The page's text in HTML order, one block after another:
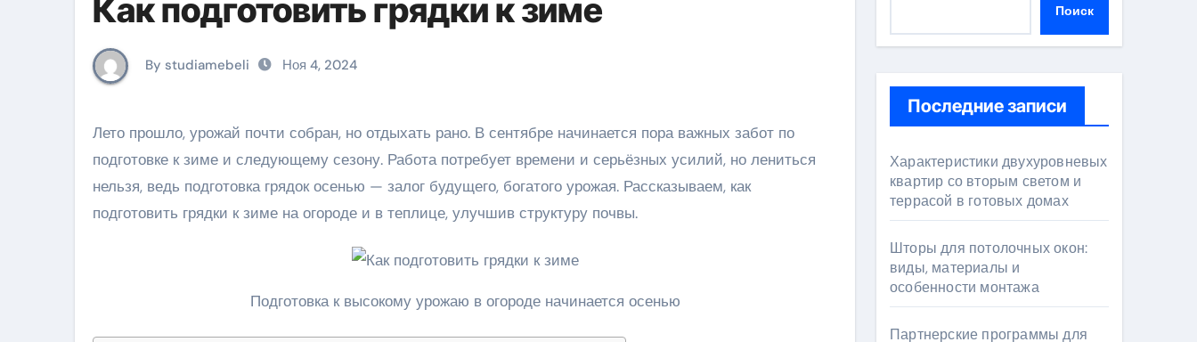
Как подготовить грядки к зиме
By studiamebeli Ноя 4, 2024
Лето прошло, урожай почти собран, но отдыхать рано. В сентябре начинается пора важных забот по
подготовке к зиме и следующему сезону. Работа потребует времени и серьёзных усилий, но лениться
нельзя, ведь подготовка грядок осенью — залог будущего, богатого урожая. Рассказываем, как
подготовить грядки к зиме на огороде и в теплице, улучшив структуру почвы.
Подготовка к высокому урожаю в огороде начинается осенью
Поиск
Последние записи
Характеристики двухуровневых
квартир со вторым светом и
террасой в готовых домах
Шторы для потолочных окон:
виды, материалы и
особенности монтажа
Партнерские программы для